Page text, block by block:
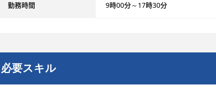
勤務時間 9時00分～17時30分
必要スキル